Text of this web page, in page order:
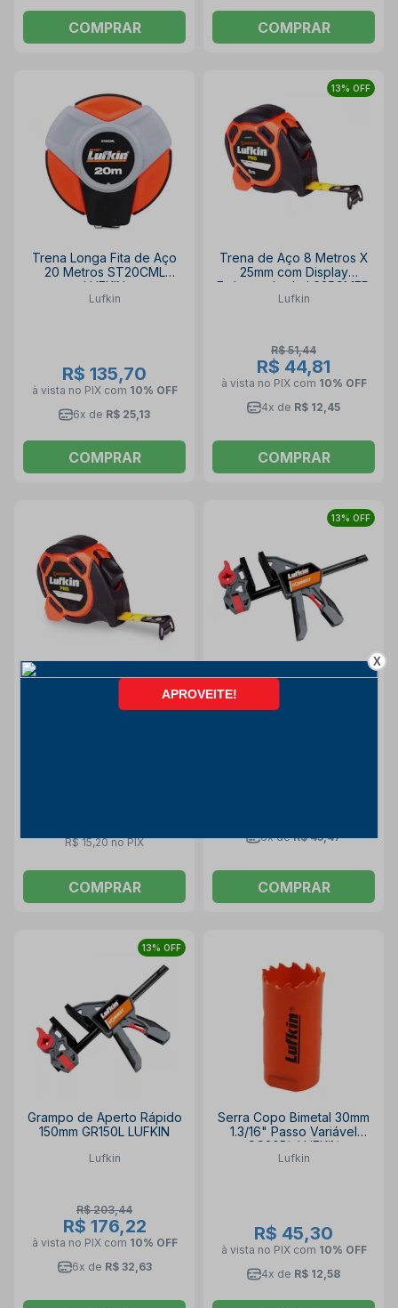
COMPRAR COMPRAR
Trena Longa Fita de Aço
20 Metros ST20CML
LUFKIN
Lufkin
R$ 135,70
à vista no PIX com 10% OFF
6x de R$ 25,13
COMPRAR
13% OFF
Trena de Aço 8 Metros X
25mm com Display
Emborrachado L625CMED
LUFKIN
Lufkin
R$ 51,44
R$ 44,81
à vista no PIX com 10% OFF
4x de R$ 12,45
COMPRAR
Trena de Aço 3 Metros X
12MM Emborrachada Blister
R$ 15,20 no PIX
COMPRAR
13% OFF
Grampo de Aperto Rápido
36" 900mm GR900L
6x deR$ 45,47
COMPRAR
13% OFF
Grampo de Aperto Rápido
150mm GR150L LUFKIN
Lufkin
R$ 203,44
R$ 176,22
à vista no PIX com 10% OFF
6x de R$ 32,63
Serra Copo Bimetal 30mm
1.3/16" Passo Variável
SC30BL LUFKIN
Lufkin
R$ 45,30
à vista no PIX com 10% OFF
4x de R$ 12,58
X